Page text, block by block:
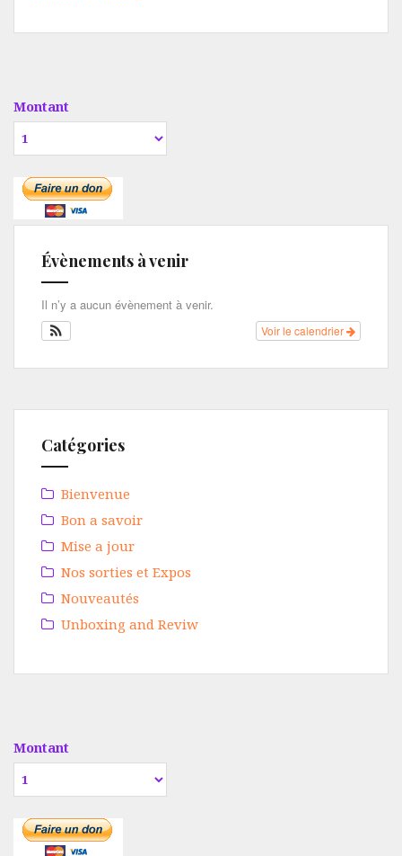
Utile
Montant
Évènements à venir
Il n’y a aucun évènement à venir.
Voir le calendrier
Catégories
Bienvenue
Bon a savoir
Mise a jour
Nos sorties et Expos
Nouveautés
Unboxing and Reviw
Montant